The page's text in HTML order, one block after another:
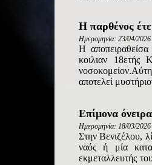
Η παρθένος
Ημερομηνία: 23/04/2026
Η αποπειραθείσα
κοιλιαν 18ετής
αποτελεί
Επίμονα
Ημερομηνία: 18/03/2026
Στην Βενιζέλου,
ναός ή μία
εκμεταλλευτής